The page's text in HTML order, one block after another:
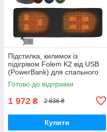
Підстилка, килимок із
підігрівом Folem K2 від USB
(PowerBank) для спального
мішка, намету, ліжка
Готово до відправки
1 972 ₴ 2 836 ₴
Купити